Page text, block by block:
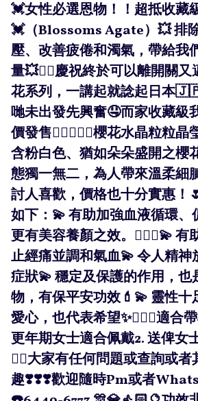
💓女性必選恩物！！超抵收藏
💓（Blossoms Agate）💥 排
壓、改善疲倦和濁氣，帶給我
量💥❤️‍🔥慶祝終於可以離開關
花系列，一講起就諗起日本
哋未出發先興奮🤤而家收藏級
價發售❤️‍🔥❤️‍🔥🌸櫻花水晶粒粒
含粉白色、猶如朵朵盛開之櫻
態獨一無二，為人帶來溫柔細
討人喜歡，價格也十分實惠！
如下：💫 有助加強血液循環、
更有美容養顏之效。💆🏻‍♀️💫 有
止經痛並調和氣血💫 令人精神
症狀💫 穩定及保護的作用，也
物，有保平安功效💄💫 靈性十
愛心，也代表希望✨🧚🏻‍♀️適合
更年期女士適合佩戴2. 送俾女
👍🏻大家有任何問題或查詢或
趣❣️❣️❣️歡迎隨時Pm或者